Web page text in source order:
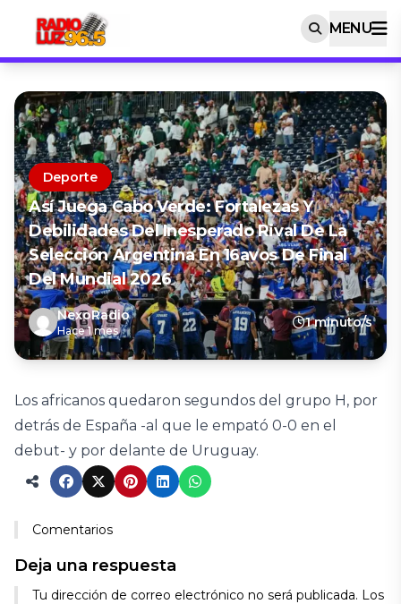
MENU
Deporte
Así Juega Cabo Verde: Fortalezas Y
Debilidades Del Inesperado Rival De La
Selección Argentina En 16avos De Final
Del Mundial 2026
NexoRadio
Hace 1 mes
1 minuto/s
Los africanos quedaron segundos del grupo H, por
detrás de España -al que le empató 0-0 en el
debut- y por delante de Uruguay.
Comentarios
Deja una respuesta
Tu dirección de correo electrónico no será publicada. Los